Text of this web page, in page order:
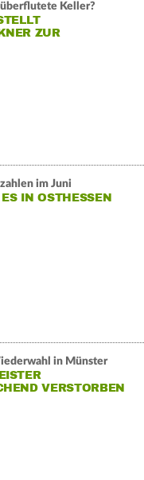
überflutete Keller?
ZUR
im Juni
IN OSTHESSEN
in Münster
VERSTORBEN